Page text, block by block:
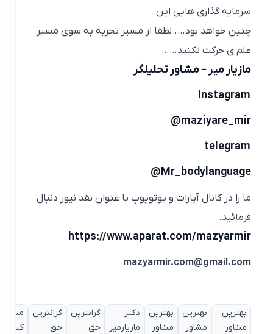
سرمایه گذاری هایی این
چنین خواهد بود…. لطفا از مسیر تجربه به سوی مسیر
علم ی حرکت نکنید……
مازیار میر – مشاور تحلیلگر
maziyare_mir@
Mr_bodylanguage@
ما را در کانال آپارات و یوتویوپ با عنوان نقد نیوز دنبال
فرمائید.
https://www.aparat.com/mazyarmir
mazyarmir.com@gmail.com
بهترین
مشاور
بهترین
مشاور
بهترین
مشاور
دکتر
مازیارمیر
گرانترین
حق
گرانترین
مشاور
کسب